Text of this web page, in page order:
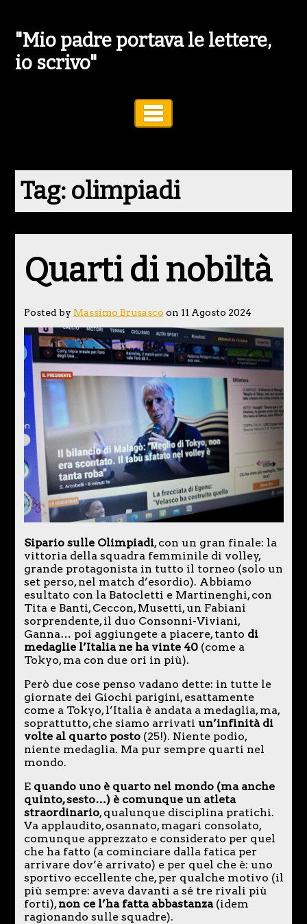
"Mio padre portava le lettere,
io scrivo"
Tag: olimpiadi
Quarti di nobiltà
Posted by Massimo Brusasco on 11 Agosto 2024
Sipario sulle Olimpiadi, con un gran finale: la
vittoria della squadra femminile di volley,
grande protagonista in tutto il torneo (solo un
set perso, nel match d’esordio). Abbiamo
esultato con la Batocletti e Martinenghi, con
Tita e Banti, Ceccon, Musetti, un Fabiani
sorprendente, il duo Consonni-Viviani,
Ganna… poi aggiungete a piacere, tanto di
medaglie l’Italia ne ha vinte 40(come a
Tokyo, ma con due ori in più).
Però due cose penso vadano dette: in tutte le
giornate dei Giochi parigini, esattamente
come a Tokyo, l’Italia è andata a medaglia, ma,
soprattutto, che siamo arrivati un’infinità di
volte al quarto posto(25!). Niente podio,
niente medaglia. Ma pur sempre quarti nel
mondo.
E quando uno è quarto nel mondo (ma anche
quinto, sesto…) è comunque un atleta
straordinario, qualunque disciplina pratichi.
Va applaudito, osannato, magari consolato,
comunque apprezzato e considerato per quel
che ha fatto (a cominciare dalla fatica per
arrivare dov’è arrivato) e per quel che è: uno
sportivo eccellente che, per qualche motivo (il
più sempre: aveva davanti a sé tre rivali più
forti),non ce l’ha fatta abbastanza(idem
ragionando sulle squadre).